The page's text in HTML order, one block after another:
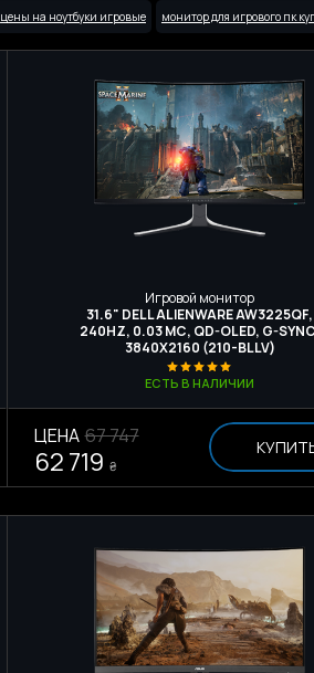
цены на ноутбуки игровые монитор для игрового пк
Игровой монитор
31.6" DELL ALIENWARE AW3225QF,
240HZ, 0.03 МС, QD-OLED, G-
3840Х2160 (210-BLLV)
ЕСТЬ В НАЛИЧИИ
ЦЕНА 67 747
62 719 ₴